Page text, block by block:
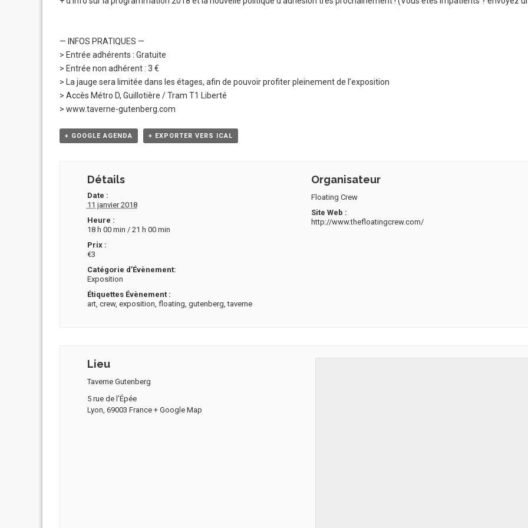
— INFOS PRATIQUES —
> Entrée adhérents : Gratuite
> Entrée non adhérent : 3 €
> La jauge sera limitée dans les étages, afin de pouvoir profiter pleinement de l’exposition
> Accès Métro D, Guillotière / Tram T1 Liberté
> www.taverne-gutenberg.com
+ GOOGLE AGENDA + EXPORTER VERS ICAL
Détails
Date :
11 janvier 2018
Heure :
18 h 00 min / 21 h 00 min
Prix :
€3
Catégorie d’Évènement:
Exposition
Étiquettes Évènement :
art, crew, exposition, floating, gutenberg,taverne
Organisateur
Floating Crew
Site Web :
http://www.thefloatingcrew.com/
Lieu
Taverne Gutenberg
5 rue de l'Épée
Lyon, 69003 France + Google Map